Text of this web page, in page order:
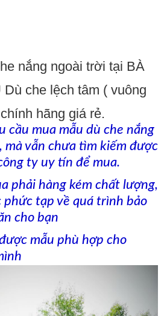
nắng ngoài trời tại BÀ
che lệch tâm ( vuông
hãng giá rẻ.
cầu mua mẫu dù che nắng
mà vẫn chưa tìm kiếm được
ty uy tín để mua.
phải hàng kém chất lượng,
phức tạp về quá trình bảo
cho bạn
mẫu phù hợp cho